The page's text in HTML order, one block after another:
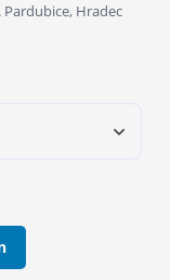
Hradec